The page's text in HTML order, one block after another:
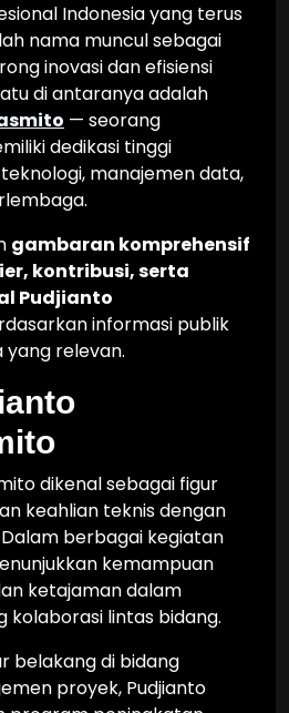
Indonesia yang terus
nama muncul sebagai
inovasi dan efisiensi
di antaranya adalah
— seorang
dedikasi tinggi
manajemen data,
gambaran komprehensif
kontribusi, serta
Pudjianto
informasi publik
relevan.
dikenal sebagai figur
keahlian teknis dengan
berbagai kegiatan
kemampuan
ketajaman dalam
kolaborasi lintas bidang.
belakang di bidang
proyek, Pudjianto